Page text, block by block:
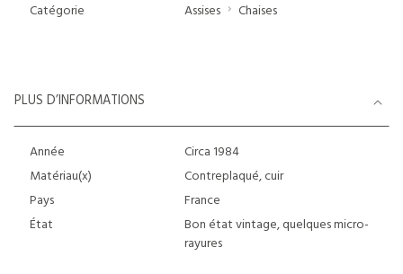
Catégorie
Assises Chaises
PLUS D’INFORMATIONS
Année
Circa 1984
Matériau(x)
Contreplaqué, cuir
Pays
France
État
Bon état vintage, quelques micro-
rayures